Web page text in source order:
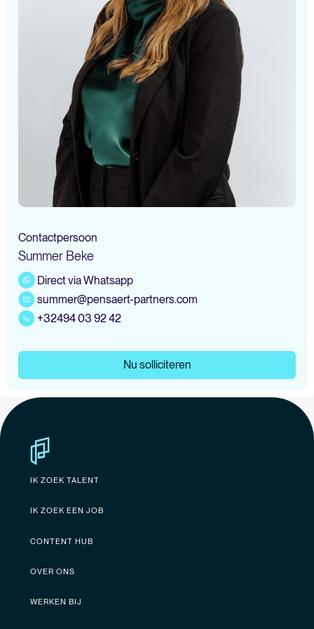
Contactpersoon
Summer Beke
Direct via Whatsapp
summer@pensaert-partners.com
+32494 03 92 42
Nu solliciteren
IK ZOEK TALENT
IK ZOEK EEN JOB
CONTENT HUB
OVER ONS
WERKEN BIJ